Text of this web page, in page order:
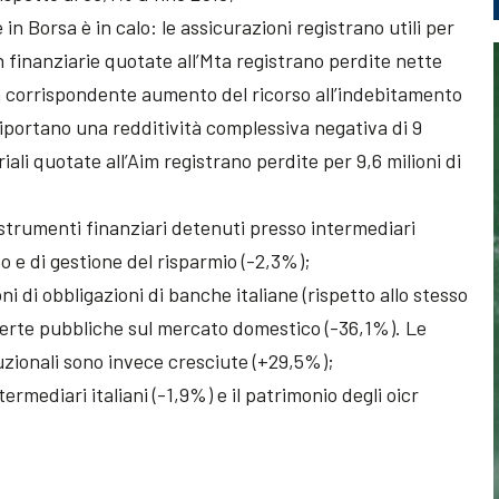
Borsa è in calo: le assicurazioni registrano utili per
finanziarie quotate all’Mta registrano perdite nette
aumento del ricorso all’indebitamento
una redditività complessiva negativa di 9
quotate all’Aim registrano perdite per 9,6 milioni di
finanziari detenuti presso intermediari
di gestione del risparmio (-2,3%);
di obbligazioni di banche italiane (rispetto allo stesso
pubbliche sul mercato domestico (-36,1%). Le
sono invece cresciute (+29,5%);
italiani (-1,9%) e il patrimonio degli oicr